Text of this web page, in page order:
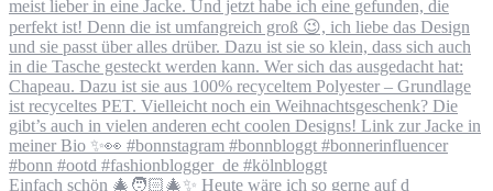
Einfach schön 🎄🧑🏻‍🎄✨ Heute wäre ich so gerne auf d